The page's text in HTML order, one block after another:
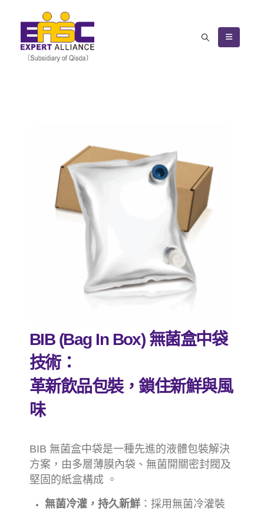
BIB (Bag In Box) 無菌盒中袋
技術：
革新飲品包裝，鎖住新鮮與風
味
BIB 無菌盒中袋是一種先進的液體包裝解決
方案，由多層薄膜內袋、無菌開關密封閥及
堅固的紙盒構成 。
無菌冷灌，持久新鮮 ：採用無菌冷灌裝